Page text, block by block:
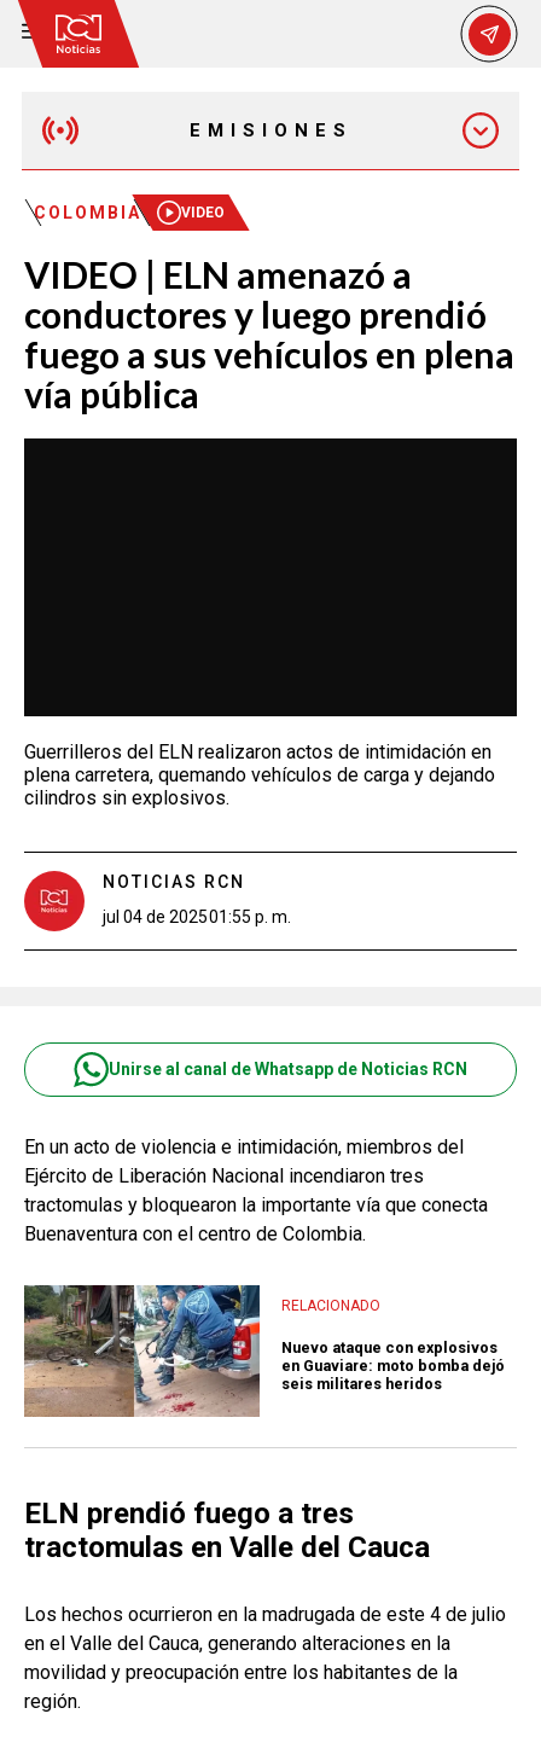
EMISIONES
MAÑANA EXPRESS
EMISIÓN 12:30 PM
EMISIÓN 7:00 PM
EMISIÓN 11:30 PM
COLOMBIA VIDEO
VIDEO | ELN amenazó a
conductores y luego prendió
fuego a sus vehículos en plena
vía pública
Guerrilleros del ELN realizaron actos de intimidación en
plena carretera, quemando vehículos de carga y dejando
cilindros sin explosivos.
NOTICIAS RCN
jul 04 de 202501:55 p. m.
Unirse al canal de Whatsapp de Noticias RCN
En un acto de violencia e intimidación, miembros del
Ejército de Liberación Nacional incendiaron tres
tractomulas y bloquearon la importante vía que conecta
Buenaventura con el centro de Colombia.
RELACIONADO
Nuevo ataque con explosivos
en Guaviare: moto bomba dejó
seis militares heridos
ELN prendió fuego a tres
tractomulas en Valle del Cauca
Los hechos ocurrieron en la madrugada de este 4 de julio
en el Valle del Cauca, generando alteraciones en la
movilidad y preocupación entre los habitantes de la
región.